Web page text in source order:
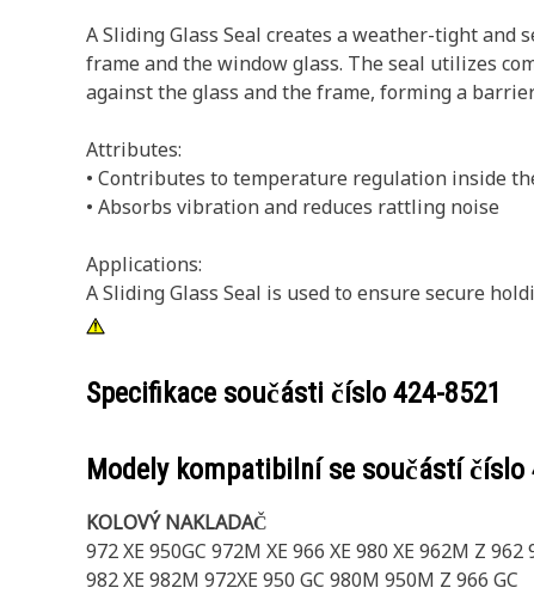
A Sliding Glass Seal creates a weather-tight
frame and the window glass. The seal utilizes
against the glass and the frame, forming a
Attributes:
• Contributes to temperature regulation inside
• Absorbs vibration and reduces rattling noise
Applications:
A Sliding Glass Seal is used to ensure secure
Specifikace součásti číslo 424-8521
Modely kompatibilní se součástí číslo
KOLOVÝ NAKLADAČ
972 XE 950GC 972M XE 966 XE 980 XE 962M Z
982 XE 982M 972XE 950 GC 980M 950M Z 966 GC